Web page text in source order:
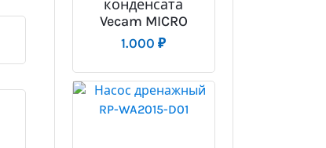
конденсата
Vecam MICRO
1.000₽